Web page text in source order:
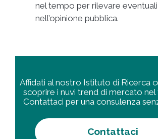
nel tempo per rilevare
nell’opinione pubblica.
Affidati al nostro Istituto di Ricerca
scoprire i nuvi trend di mercato
Contattaci per una consulenza
Contattaci